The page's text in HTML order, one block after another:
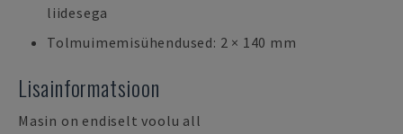
liidesega
Tolmuimemisühendused: 2 × 140 mm
Lisainformatsioon
Masin on endiselt voolu all